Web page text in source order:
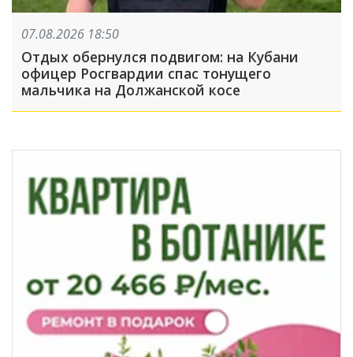
07.08.2026 18:50
Отдых обернулся подвигом: на Кубани
офицер Росгвардии спас тонущего
мальчика на Должанской косе